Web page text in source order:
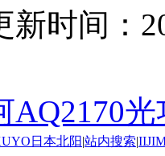
新时间：
AQ2170
日本北阳|站内搜索|